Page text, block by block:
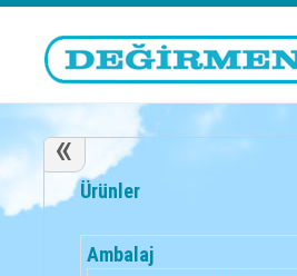
«
Ürünler
Ambalaj